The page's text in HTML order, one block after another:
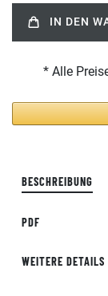
IN DEN
* Alle
BESCHREIBUNG
PDF
WEITERE DETAILS